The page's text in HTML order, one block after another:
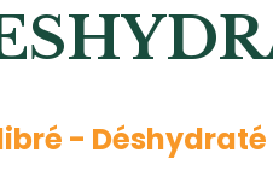
- Déshydraté